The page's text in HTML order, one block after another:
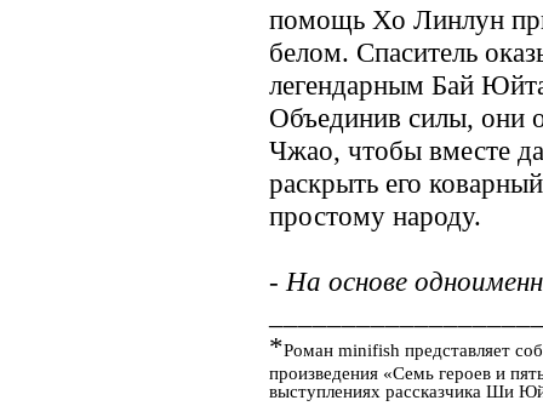
помощь Хо Линлун
белом. Спаситель
легендарным Бай
Объединив силы, они
Чжао, чтобы вместе
раскрыть его
простому народу.
- На основе
*Роман minifish представляет
произведения «Семь героев и
выступлениях рассказчика Ши